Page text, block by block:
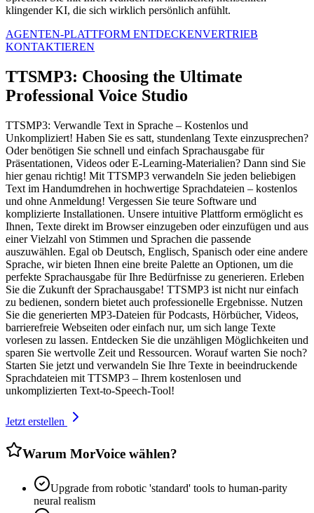
klingender KI, die sich wirklich persönlich anfühlt.
AGENTEN-PLATTFORM ENTDECKENVERTRIEB
KONTAKTIEREN
TTSMP3: Choosing the Ultimate
Professional Voice Studio
TTSMP3: Verwandle Text in Sprache – Kostenlos und
Unkompliziert! Haben Sie es satt, stundenlang Texte einzusprechen?
Oder benötigen Sie schnell und einfach Sprachausgabe für
Präsentationen, Videos oder E-Learning-Materialien? Dann sind Sie
hier genau richtig! Mit TTSMP3 verwandeln Sie jeden beliebigen
Text im Handumdrehen in hochwertige Sprachdateien – kostenlos
und ohne Anmeldung! Vergessen Sie teure Software und
komplizierte Installationen. Unsere intuitive Plattform ermöglicht es
Ihnen, Texte direkt im Browser einzugeben oder einzufügen und aus
einer Vielzahl von Stimmen und Sprachen die passende
auszuwählen. Egal ob Deutsch, Englisch, Spanisch oder eine andere
Sprache, wir bieten Ihnen eine breite Palette an Optionen, um die
perfekte Sprachausgabe für Ihre Bedürfnisse zu generieren. Erleben
Sie die Zukunft der Sprachausgabe! TTSMP3 ist nicht nur einfach
zu bedienen, sondern bietet auch professionelle Ergebnisse. Nutzen
Sie die generierten MP3-Dateien für Podcasts, Hörbücher, Videos,
barrierefreie Webseiten oder einfach nur, um sich lange Texte
vorlesen zu lassen. Entdecken Sie die unzähligen Möglichkeiten und
sparen Sie wertvolle Zeit und Ressourcen. Worauf warten Sie noch?
Starten Sie jetzt und verwandeln Sie Ihre Texte in beeindruckende
Sprachdateien mit TTSMP3 – Ihrem kostenlosen und
unkomplizierten Text-to-Speech-Tool!
Jetzt erstellen
Warum MorVoice wählen?
Upgrade from robotic 'standard' tools to human-parity
neural realism